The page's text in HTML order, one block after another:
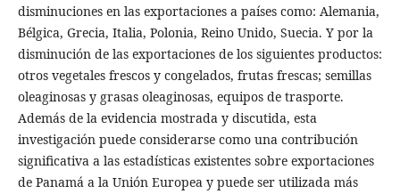
disminuciones en las exportaciones a países como: Alemania,
Bélgica, Grecia, Italia, Polonia, Reino Unido, Suecia. Y por la
disminución de las exportaciones de los siguientes productos:
otros vegetales frescos y congelados, frutas frescas; semillas
oleaginosas y grasas oleaginosas, equipos de trasporte.
Además de la evidencia mostrada y discutida, esta
investigación puede considerarse como una contribución
significativa a las estadísticas existentes sobre exportaciones
de Panamá a la Unión Europea y puede ser utilizada más